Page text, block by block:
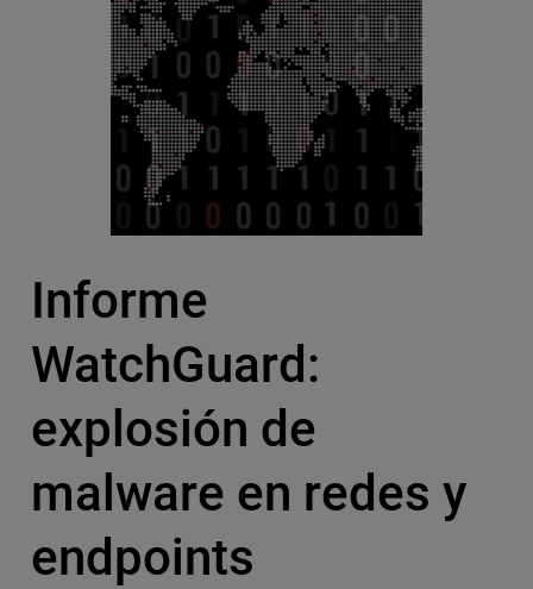
Informe
WatchGuard:
explosión de
malware en redes y
endpoints